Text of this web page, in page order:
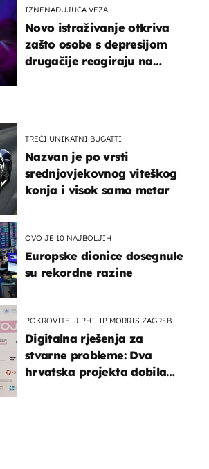
IZNENAĐUJUĆA VEZA
Novo istraživanje otkriva
zašto osobe s depresijom
drugačije reagiraju na
TREĆI UNIKATNI BUGATTI
Nazvan je po vrsti
srednjovjekovnog viteškog
konja i visok samo metar
OVO JE 10 NAJBOLJIH
Europske dionice dosegnule
su rekordne razine
POKROVITELJ PHILIP MORRIS ZAGREB
Digitalna rješenja za
stvarne probleme: Dva
hrvatska projekta dobila